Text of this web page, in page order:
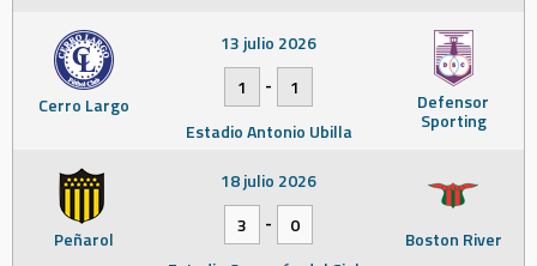
Cerro Largo Defensor
Sporting
13 julio 2026
1
-
1
Estadio Antonio Ubilla
Peñarol Boston River
18 julio 2026
3
-
0